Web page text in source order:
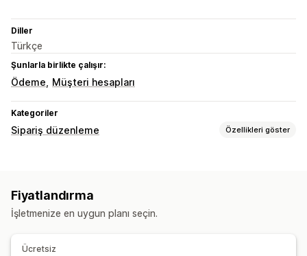
Diller
Türkçe
Şunlarla birlikte çalışır:
Ödeme Müşteri hesapları
Kategoriler
Sipariş düzenleme Özellikleri göster
Sipariş yönetimi
Fiyatlandırma
İşletmenize en uygun planı seçin.
Ücretsiz